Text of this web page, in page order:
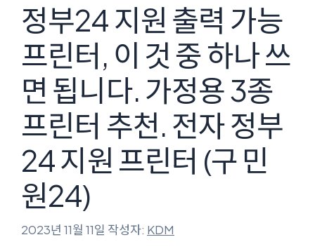
정부24 지원 출력 가능
프린터, 이 것 중 하나 쓰
면 됩니다. 가정용 3종
프린터 추천. 전자 정부
24 지원 프린터 (구 민
원24)
2023년 11월 11일 작성자: KDM